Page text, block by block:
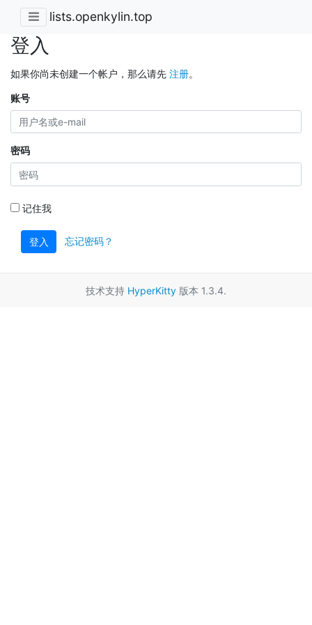
lists.openkylin.top
登入
如果你尚未创建一个帐户，那么请先 注册。
账号
密码
记住我
登入 忘记密码？
技术支持 HyperKitty 版本 1.3.4.